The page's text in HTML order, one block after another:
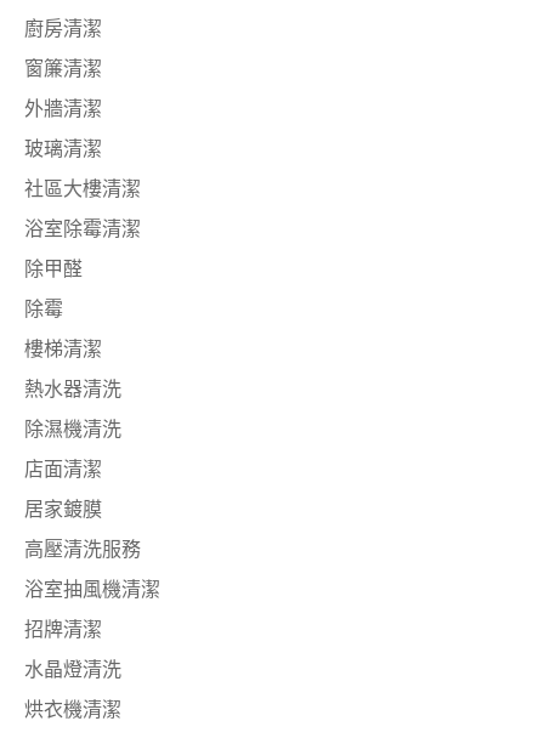
廚房清潔
窗簾清潔
外牆清潔
玻璃清潔
社區大樓清潔
浴室除霉清潔
除甲醛
除霉
樓梯清潔
熱水器清洗
除濕機清洗
店面清潔
居家鍍膜
高壓清洗服務
浴室抽風機清潔
招牌清潔
水晶燈清洗
烘衣機清潔